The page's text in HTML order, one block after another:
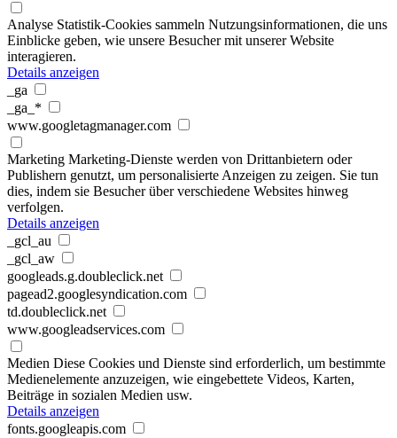
Analyse Statistik-Cookies sammeln Nutzungsinformationen, die uns
Einblicke geben, wie unsere Besucher mit unserer Website
interagieren.
Details anzeigen
_ga
_ga_*
www.googletagmanager.com
Marketing Marketing-Dienste werden von Drittanbietern oder
Publishern genutzt, um personalisierte Anzeigen zu zeigen. Sie tun
dies, indem sie Besucher über verschiedene Websites hinweg
verfolgen.
Details anzeigen
_gcl_au
_gcl_aw
googleads.g.doubleclick.net
pagead2.googlesyndication.com
td.doubleclick.net
www.googleadservices.com
Medien Diese Cookies und Dienste sind erforderlich, um bestimmte
Medienelemente anzuzeigen, wie eingebettete Videos, Karten,
Beiträge in sozialen Medien usw.
Details anzeigen
fonts.googleapis.com